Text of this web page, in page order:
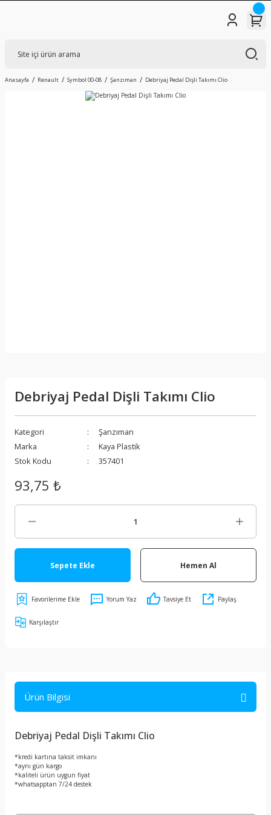
Anasayfa Renault Symbol 00-08 Şanzıman Debriyaj Pedal Dişli Takımı Clio
Debriyaj Pedal Dişli Takımı Clio
Kategori
Şanzıman
Marka
Kaya Plastik
Stok Kodu
357401
93,75 ₺
Sepete Ekle Hemen Al
Yorum Yaz Tavsiye Et Paylaş
Karşılaştır
Ürün Bilgisi
Debriyaj Pedal Dişli Takımı Clio
*kredi kartına taksit imkanı
*aynı gün kargo
*kaliteli ürün uygun fiyat
*whatsapptan 7/24 destek